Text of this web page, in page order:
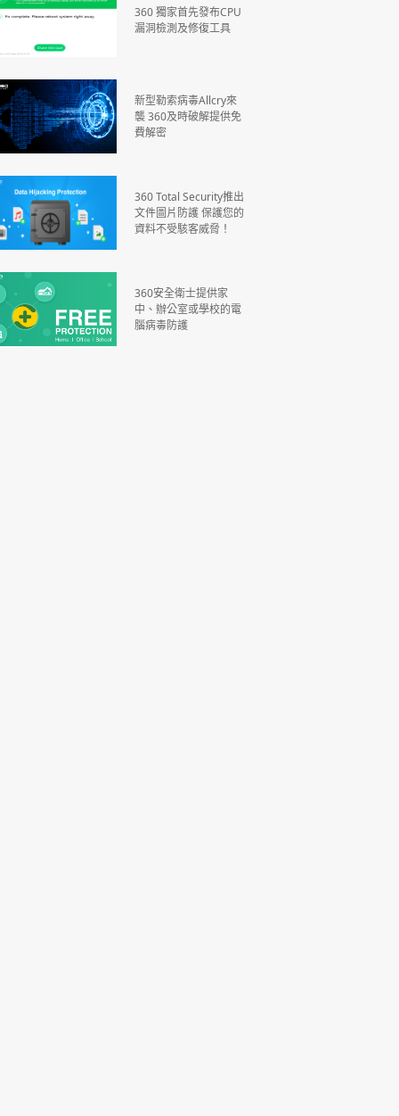
360 獨家首先發布CPU
漏洞檢測及修復工具
新型勒索病毒Allcry來
襲 360及時破解提供免
費解密
360 Total Security推出
文件圖片防護 保護您的
資料不受駭客威脅！
360安全衛士提供家
中、辦公室或學校的電
腦病毒防護